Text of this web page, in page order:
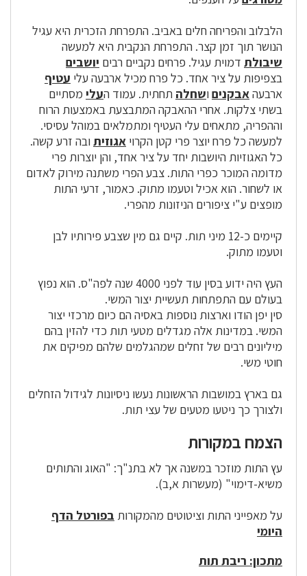
הלבלוב והפריחה חלים באביב. התפרחת הזכרית היא עגיל
הנושר תוך זמן קצר. התפרחת הנקבית היא למעשה
שיבולת דמוית עגיל. פרחים נקביים רבים יושבים
בצפיפות על ציר אחד. כל פרח מכיל ארבעה עלי עטיף
ארבעהאבקנים ושחלה תחתית. עמוד העלי מסתיים
בשתי צלקות. אחרי ההאבקה המתבצעת באמצעות הרוח
וההפריה, מתאחים עלי העטיף ומתמלאים במוהל עסיסי.
למעשה כל פרח יוצר פרי קטן הקרוי אגוזית ובה זרע קשה.
כל האגוזיות היושבות יחד על ציר אחד, והן יוצרות פרי
מדומה המוכר כפרי התות. צבע הפרי משתנה מירוק לאדום
או לשחור. הוא אכיל וטעמו מתוק. כאמור, זרעי התות
מופצים ע"י ציפורים הניזונות מהפרי.
קיימים כ-12 מיני תות. קיים גם מין שצבע פירותיו לבן
וטעמו מתוק.
העץ היה ידוע בסין עוד לפני 4000 שנה לפה"ס. הוא נפוץ
בעולם עם התפתחות תעשיית יצור המשי.
סין יפן הודו וארצות נוספות באסיה הם כיום מרכזי יצור
המשי. במדינות אלה מגדלים מטעי תות כדי להזין בהם
מיליונים רבים של זחלים שמהגלמים שלהם מפיקים את
חוטי משי.
גם בארץ במושבות הראשונות נעשו ניסיונות לגידול הזחלים
ולצורך כך ניטעו מטעים של עצי תות.
הצמח במקורות
עץ התות מוזכר במשנה אך לא בתנ"ך: "האוג והתותים
משיא-דימוי" (מעשרות א,ב).
על מאפייני התות וציטוטים מהמקורות בפורטל הדף
היומי
מתכון: ריבת תות